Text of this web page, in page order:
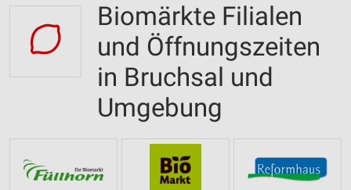
Biomärkte Filialen
und Öffnungszeiten
in Bruchsal und
Umgebung